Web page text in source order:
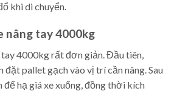
khi di chuyển.
nâng tay 4000kg
4000kg rất đơn giản. Đầu tiên,
pallet gạch vào vị trí cần nâng. Sau
để hạ giá xe xuống, đồng thời kích